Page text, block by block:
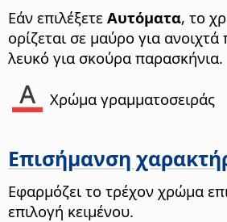
Εάν επιλέξετε Αυτόματα, το
ορίζεται σε μαύρο για
λευκό για σκούρα παρασκήνια.
Χρώμα γραμματοσειράς
Επισήμανση
Εφαρμόζει το τρέχον χρώμα
επιλογή κειμένου.